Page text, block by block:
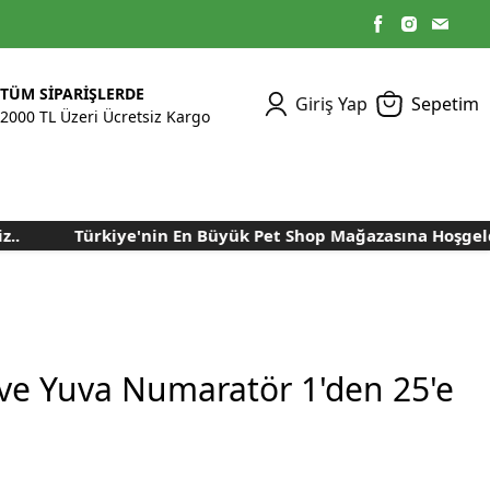
TÜM SİPARİŞLERDE
2000 TL Üzeri Ücretsiz Kargo
Giriş Yap Sepetim
Kümes Ekipmanları
Makineleri
Nem Alma Makineleri
Kuluçka Malzemeleri
Kedi Yaş Mamaları
Bakım Sağlık
Tasmalar
Bakım Sağlık
Tavşan Yemleri
Türkiye'nin En Büyük Pet Shop Mağazasına
Yuva Numaratör 1'den 25'e